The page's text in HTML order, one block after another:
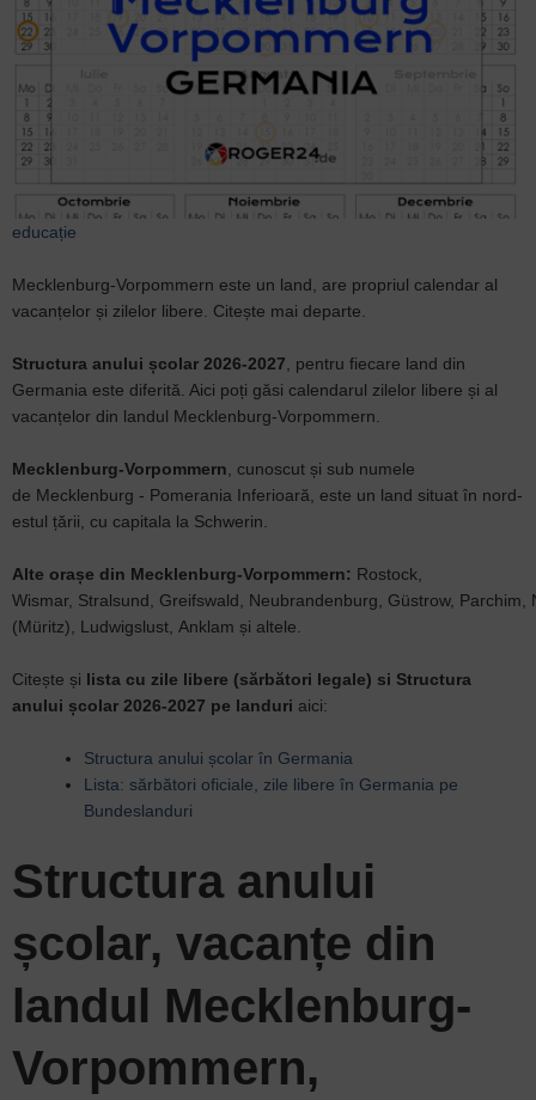
educație
Mecklenburg-Vorpommern este un land, are propriul calendar al
vacanțelor și zilelor libere. Citește mai departe.
Structura anului școlar 2026-2027 , pentru fiecare land din
Germania este diferită. Aici poți găsi calendarul zilelor libere și al
vacanțelor din landul Mecklenburg-Vorpommern.
Mecklenburg-Vorpommern , cunoscut și sub numele
de Mecklenburg - Pomerania Inferioară, este un land situat în nord-
estul țării, cu capitala la Schwerin.
Alte orașe din Mecklenburg-Vorpommern​: Rostock,
Wismar, Stralsund, Greifswald, Neubrandenburg, Güstrow, Parchim,
(Müritz), Ludwigslust, Anklam și altele.
Citește și lista cu zile libere (sărbători legale) si Structura
anului școlar 2026-2027 pe landuri aici:
Structura anului școlar în Germania
Lista: sărbători oficiale, zile libere în Germania pe
Bundeslanduri
Structura anului
școlar, vacanțe din
landul Mecklenburg-
Vorpommern,